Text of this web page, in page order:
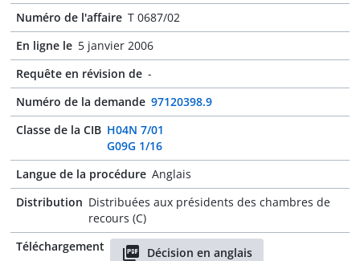
Numéro de l'affaire T 0687/02
En ligne le 5 janvier 2006
Requête en révision de -
Numéro de la demande 97120398.9
Classe de la CIB H04N 7/01
G09G 1/16
Langue de la procédure Anglais
Distribution Distribuées aux présidents des chambres de
recours (C)
Téléchargement
Décision en anglais